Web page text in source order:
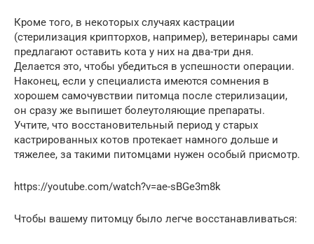
Кроме того, в некоторых случаях кастрации
(стерилизация крипторхов, например), ветеринары сами
предлагают оставить кота у них на два-три дня.
Делается это, чтобы убедиться в успешности операции.
Наконец, если у специалиста имеются сомнения в
хорошем самочувствии питомца после стерилизации,
он сразу же выпишет болеутоляющие препараты.
Учтите, что восстановительный период у старых
кастрированных котов протекает намного дольше и
тяжелее, за такими питомцами нужен особый присмотр.
https://youtube.com/watch?v=ae-sBGe3m8k
Чтобы вашему питомцу было легче восстанавливаться: